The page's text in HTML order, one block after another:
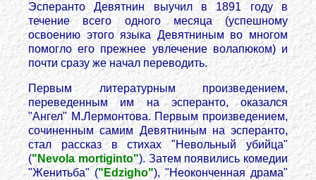
Эсперанто Девятнин выучил в 1891 году в
течение всего одного месяца (успешному
освоению этого языка Девятниным во многом
помогло его прежнее увлечение волапюком) и
почти сразу же начал переводить.
Первым литературным произведением,
переведенным им на эсперанто, оказался
"Ангел" М.Лермонтова. Первым произведением,
сочиненным самим Девятниным на эсперанто,
стал рассказ в стихах "Невольный убийца"
("Nevola mortiginto"). Затем появились комедии
"Женитьба" ("Edzigho"), "Неоконченная драма"